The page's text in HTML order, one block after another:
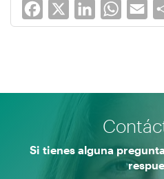
Facebook LinkedIn
Si tienes alguna